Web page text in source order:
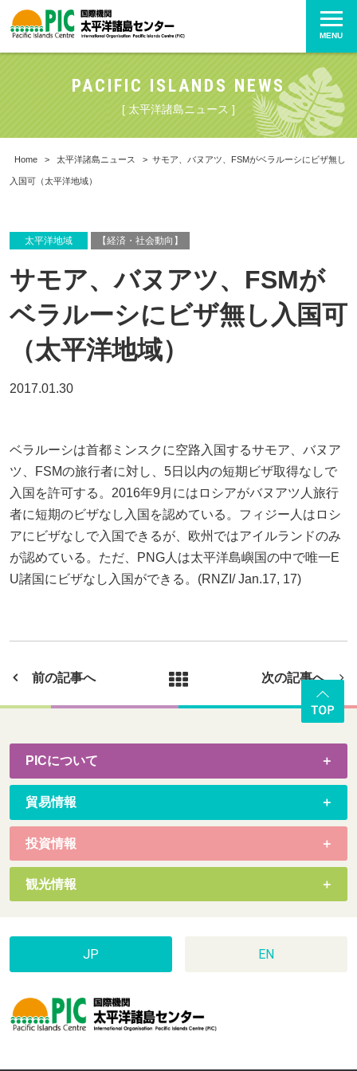
MENU
PACIFIC ISLANDS NEWS
[ 太平洋諸島ニュース ]
Home > 太平洋諸島ニュース > サモア、バヌアツ、FSMがベラルーシにビザ無し
入国可（太平洋地域）
太平洋地域 【経済・社会動向】
サモア、バヌアツ、FSMが
ベラルーシにビザ無し入国可
（太平洋地域）
2017.01.30
ベラルーシは首都ミンスクに空路入国するサモア、バヌア
ツ、FSMの旅行者に対し、5日以内の短期ビザ取得なしで
入国を許可する。2016年9月にはロシアがバヌアツ人旅行
者に短期のビザなし入国を認めている。フィジー人はロシ
アにビザなしで入国できるが、欧州ではアイルランドのみ
が認めている。ただ、PNG人は太平洋島嶼国の中で唯一E
U諸国にビザなし入国ができる。(RNZI/ Jan.17, 17)
前の記事へ 次の記事へ
PICについて
貿易情報
投資情報
観光情報
JP EN